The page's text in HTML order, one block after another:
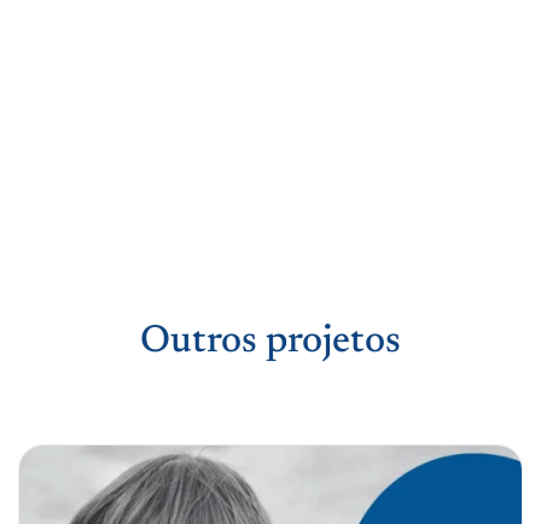
Outros projetos